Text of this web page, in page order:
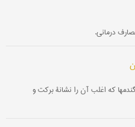
درمانی.
که اغلب آن را نشانۀ برکت و